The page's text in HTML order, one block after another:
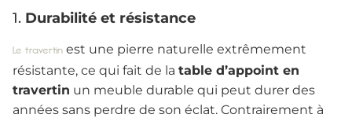
1. Durabilité et résistance
Le travertin est une pierre naturelle extrêmement
résistante, ce qui fait de la table d’appoint en
travertin un meuble durable qui peut durer des
années sans perdre de son éclat. Contrairement à